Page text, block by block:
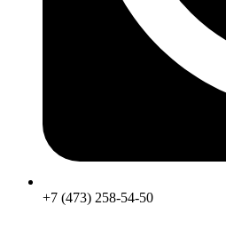
+7 (473) 258-54-50